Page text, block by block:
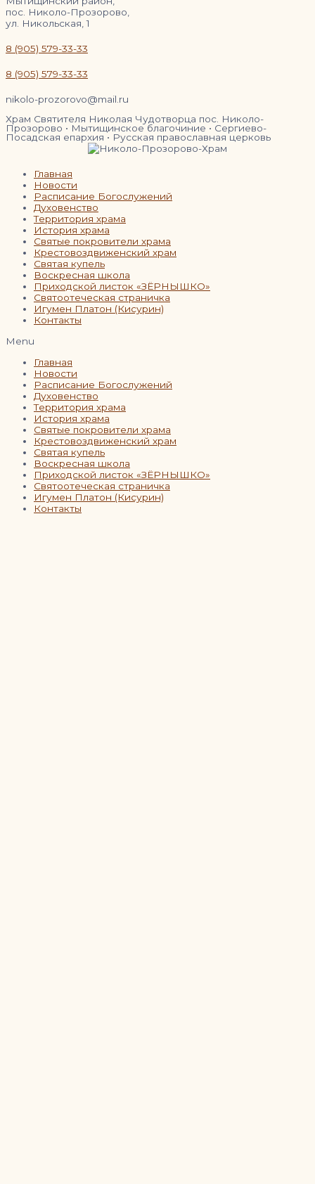
пос. Николо-Прозорово,
ул. Никольская, 1
8 (905) 579-33-33
8 (905) 579-33-33
nikolo-prozorovo@mail.ru
Храм Святителя Николая Чудотворца пос. Николо-
Прозорово • Мытищинское благочиние • Сергиево-
Посадская епархия • Русская православная церковь
Главная
Новости
Расписание Богослужений
Духовенство
Территория храма
История храма
Святые покровители храма
Крестовоздвиженский храм
Святая купель
Воскресная школа
Приходской листок «ЗЁРНЫШКО»
Святоотеческая страничка
Игумен Платон (Кисурин)
Контакты
Menu
Главная
Новости
Расписание Богослужений
Духовенство
Территория храма
История храма
Святые покровители храма
Крестовоздвиженский храм
Святая купель
Воскресная школа
Приходской листок «ЗЁРНЫШКО»
Святоотеческая страничка
Игумен Платон (Кисурин)
Контакты